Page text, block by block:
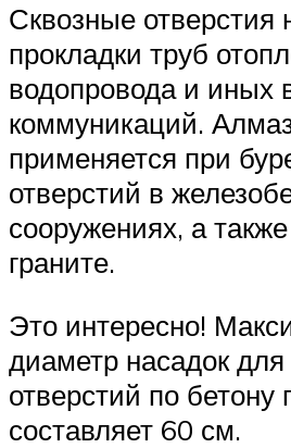
Сквозные отверстия
прокладки труб
водопровода и иных
коммуникаций.
применяется при
отверстий в
сооружениях, а
граните.
Это интересно!
диаметр насадок
отверстий по
составляет 60 см.